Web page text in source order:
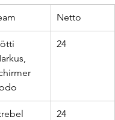
Netto
24
24